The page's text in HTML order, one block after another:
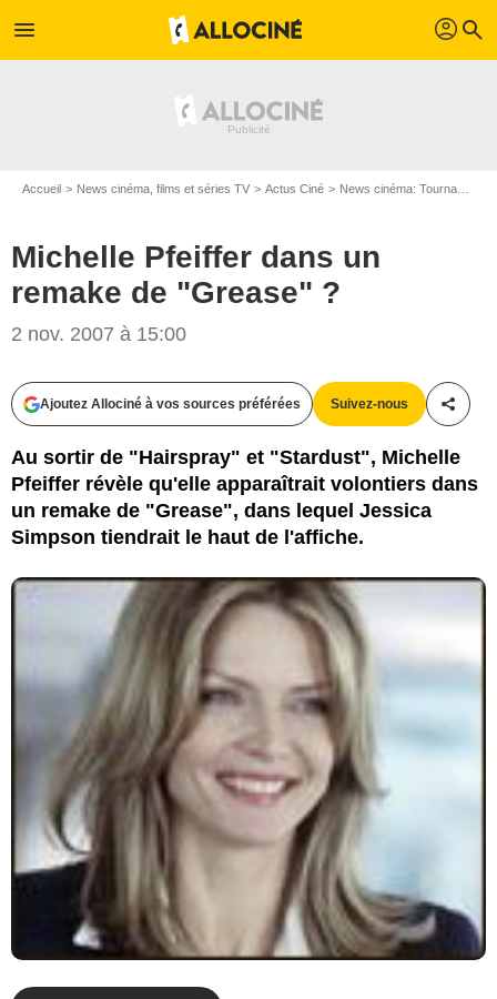
menu profil search
Accueil News cinéma, films et séries TV Actus Ciné News cinéma: Tournages
Michelle Pfeiffer dans un
remake de "Grease" ?
2 nov. 2007 à 15:00
Ajoutez Allociné à vos sources préférées Suivez-nous
Au sortir de "Hairspray" et "Stardust", Michelle
Pfeiffer révèle qu'elle apparaîtrait volontiers dans
un remake de "Grease", dans lequel Jessica
Simpson tiendrait le haut de l'affiche.